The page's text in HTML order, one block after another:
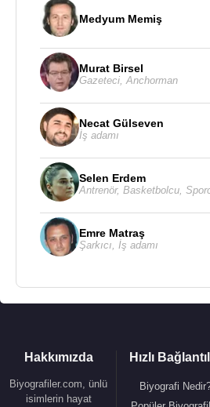
Medyum Memiş
Murat Birsel
Gazeteci Anchorman
Necat Gülseven
İş adamı
Selen Erdem
Antrenör, Basketbolcu
Emre Matraş
Şarkıcı İş adamı
Hakkımızda
Biyografiler.com, ünlü
isimlerin hayat
Hızlı
Biyografi